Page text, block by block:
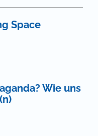
Space
oder durch Zahlung
Wie uns